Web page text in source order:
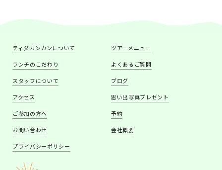
ティダカンカンについて ツアーメニュー
ランチのこだわり よくあるご質問
スタッフについて ブログ
アクセス 思い出写真プレゼント
ご参加の方へ 予約
お問い合わせ 会社概要
プライバシーポリシー